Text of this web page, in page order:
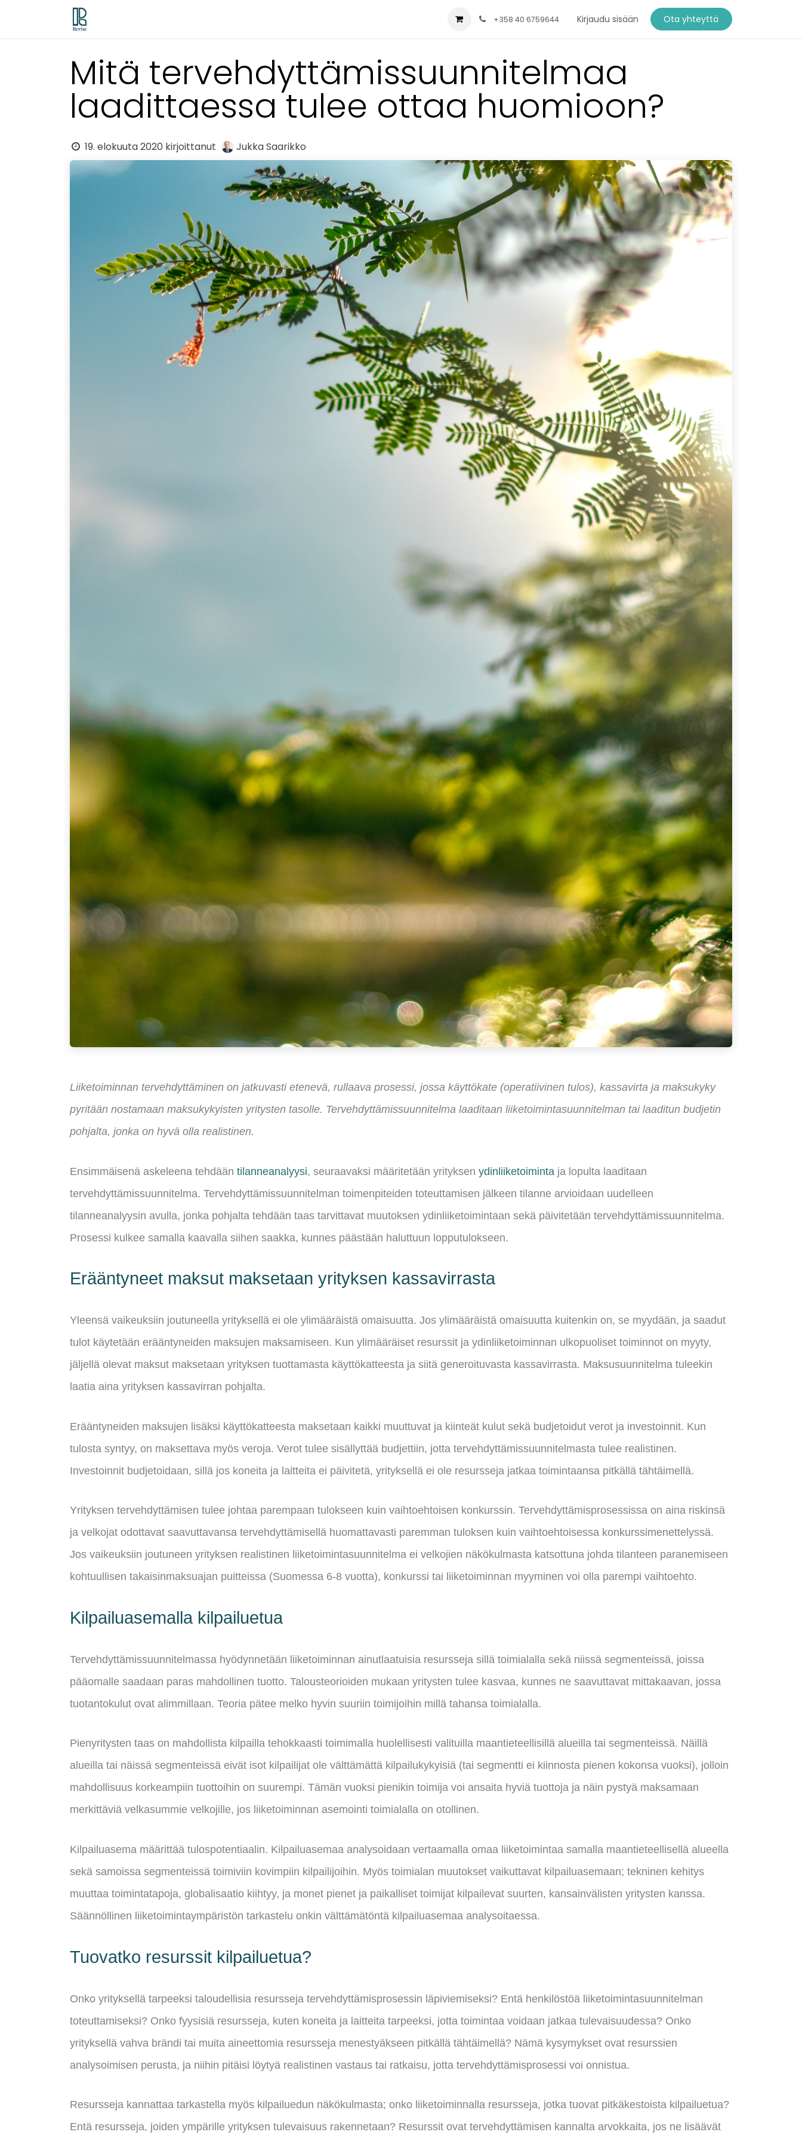
Blog +358 40 6759644 Kirjaudu sisään Ota yhteyttä
Mitä tervehdyttämissuunnitelmaa
laadittaessa tulee ottaa huomioon?
19. elokuuta 2020 kirjoittanut Jukka Saarikko
Liiketoiminnan tervehdyttäminen on jatkuvasti etenevä, rullaava prosessi, jossa käyttökate (operatiivinen tulos), kassavirta ja maksukyky
pyritään nostamaan maksukykyisten yritysten tasolle. Tervehdyttämissuunnitelma laaditaan liiketoimintasuunnitelman tai laaditun budjetin
pohjalta, jonka on hyvä olla realistinen.
Ensimmäisenä askeleena tehdään tilanneanalyysi, seuraavaksi määritetään yrityksen ydinliiketoiminta ja lopulta laaditaan
tervehdyttämissuunnitelma. Tervehdyttämissuunnitelman toimenpiteiden toteuttamisen jälkeen tilanne arvioidaan uudelleen
tilanneanalyysin avulla, jonka pohjalta tehdään taas tarvittavat muutoksen ydinliiketoimintaan sekä päivitetään tervehdyttämissuunnitelma.
Prosessi kulkee samalla kaavalla siihen saakka, kunnes päästään haluttuun lopputulokseen.
Erääntyneet maksut maksetaan yrityksen kassavirrasta
Yleensä vaikeuksiin joutuneella yrityksellä ei ole ylimääräistä omaisuutta. Jos ylimääräistä omaisuutta kuitenkin on, se myydään, ja saadut
tulot käytetään erääntyneiden maksujen maksamiseen. Kun ylimääräiset resurssit ja ydinliiketoiminnan ulkopuoliset toiminnot on myyty,
jäljellä olevat maksut maksetaan yrityksen tuottamasta käyttökatteesta ja siitä generoituvasta kassavirrasta. Maksusuunnitelma tuleekin
laatia aina yrityksen kassavirran pohjalta.
Erääntyneiden maksujen lisäksi käyttökatteesta maksetaan kaikki muuttuvat ja kiinteät kulut sekä budjetoidut verot ja investoinnit. Kun
tulosta syntyy, on maksettava myös veroja. Verot tulee sisällyttää budjettiin, jotta tervehdyttämissuunnitelmasta tulee realistinen.
Investoinnit budjetoidaan, sillä jos koneita ja laitteita ei päivitetä, yrityksellä ei ole resursseja jatkaa toimintaansa pitkällä tähtäimellä.
Yrityksen tervehdyttämisen tulee johtaa parempaan tulokseen kuin vaihtoehtoisen konkurssin. Tervehdyttämisprosessissa on aina riskinsä
ja velkojat odottavat saavuttavansa tervehdyttämisellä huomattavasti paremman tuloksen kuin vaihtoehtoisessa konkurssimenettelyssä.
Jos vaikeuksiin joutuneen yrityksen realistinen liiketoimintasuunnitelma ei velkojien näkökulmasta katsottuna johda tilanteen paranemiseen
kohtuullisen takaisinmaksuajan puitteissa (Suomessa 6-8 vuotta), konkurssi tai liiketoiminnan myyminen voi olla parempi vaihtoehto.
Kilpailuasemalla kilpailuetua
Tervehdyttämissuunnitelmassa hyödynnetään liiketoiminnan ainutlaatuisia resursseja sillä toimialalla sekä niissä segmenteissä, joissa
pääomalle saadaan paras mahdollinen tuotto. Talousteorioiden mukaan yritysten tulee kasvaa, kunnes ne saavuttavat mittakaavan, jossa
tuotantokulut ovat alimmillaan. Teoria pätee melko hyvin suuriin toimijoihin millä tahansa toimialalla.
Pienyritysten taas on mahdollista kilpailla tehokkaasti toimimalla huolellisesti valituilla maantieteellisillä alueilla tai segmenteissä. Näillä
alueilla tai näissä segmenteissä eivät isot kilpailijat ole välttämättä kilpailukykyisiä (tai segmentti ei kiinnosta pienen kokonsa vuoksi), jolloin
mahdollisuus korkeampiin tuottoihin on suurempi. Tämän vuoksi pienikin toimija voi ansaita hyviä tuottoja ja näin pystyä maksamaan
merkittäviä velkasummie velkojille, jos liiketoiminnan asemointi toimialalla on otollinen.
Kilpailuasema määrittää tulospotentiaalin. Kilpailuasemaa analysoidaan vertaamalla omaa liiketoimintaa samalla maantieteellisellä alueella
sekä samoissa segmenteissä toimiviin kovimpiin kilpailijoihin. Myös toimialan muutokset vaikuttavat kilpailuasemaan; tekninen kehitys
muuttaa toimintatapoja, globalisaatio kiihtyy, ja monet pienet ja paikalliset toimijat kilpailevat suurten, kansainvälisten yritysten kanssa.
Säännöllinen liiketoimintaympäristön tarkastelu onkin välttämätöntä kilpailuasemaa analysoitaessa.
Tuovatko resurssit kilpailuetua?
Onko yrityksellä tarpeeksi taloudellisia resursseja tervehdyttämisprosessin läpiviemiseksi? Entä henkilöstöä liiketoimintasuunnitelman
toteuttamiseksi? Onko fyysisiä resursseja, kuten koneita ja laitteita tarpeeksi, jotta toimintaa voidaan jatkaa tulevaisuudessa? Onko
yrityksellä vahva brändi tai muita aineettomia resursseja menestyäkseen pitkällä tähtäimellä? Nämä kysymykset ovat resurssien
analysoimisen perusta, ja niihin pitäisi löytyä realistinen vastaus tai ratkaisu, jotta tervehdyttämisprosessi voi onnistua.
Resursseja kannattaa tarkastella myös kilpailuedun näkökulmasta; onko liiketoiminnalla resursseja, jotka tuovat pitkäkestoista kilpailuetua?
Entä resursseja, joiden ympärille yrityksen tulevaisuus rakennetaan? Resurssit ovat tervehdyttämisen kannalta arvokkaita, jos ne lisäävät